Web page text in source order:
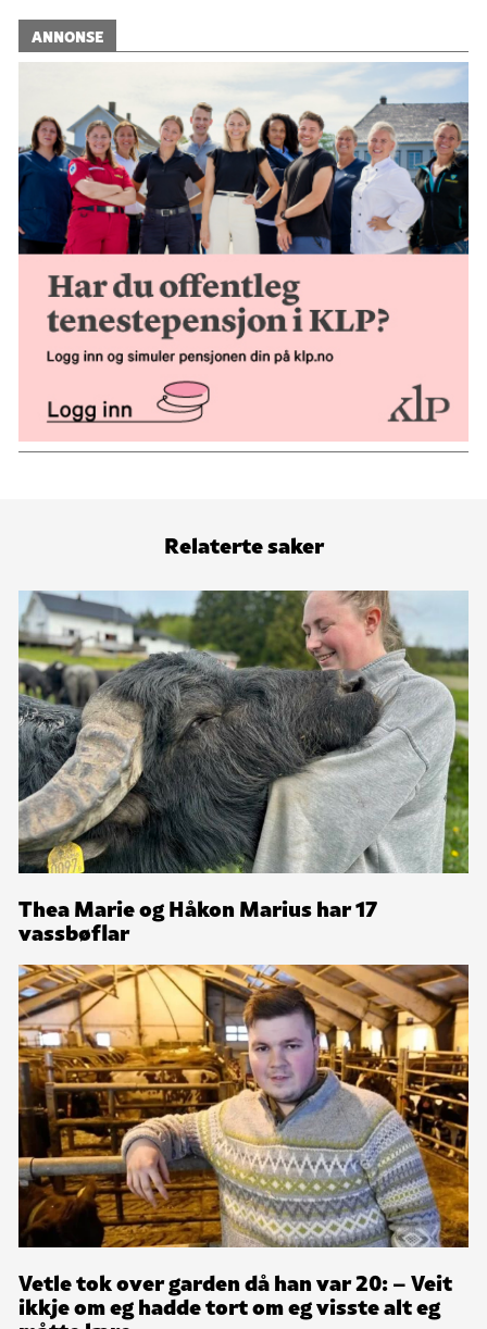
ANNONSE
Relaterte saker
Thea Marie og Håkon Marius har 17
vassbøflar
Vetle tok over garden då han var 20: – Veit
ikkje om eg hadde tort om eg visste alt eg